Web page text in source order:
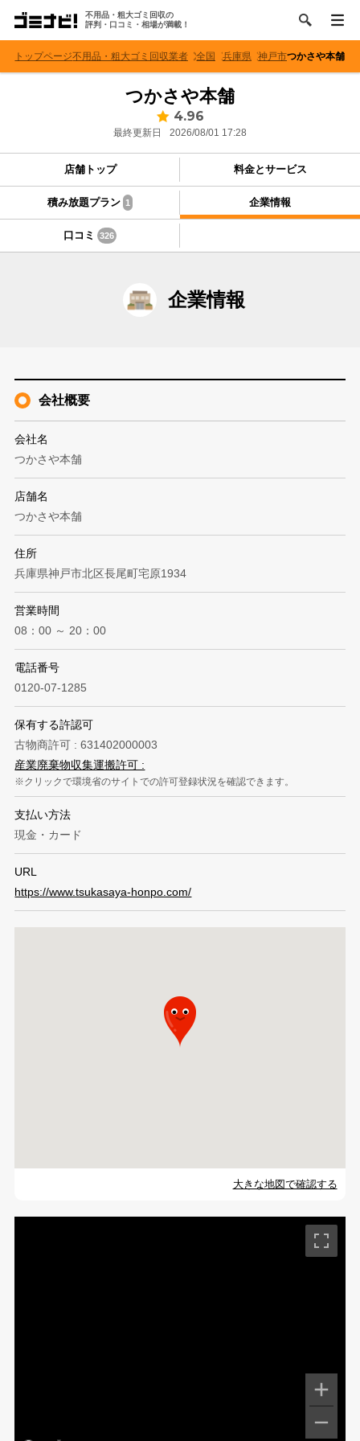
不用品・粗大ゴミ回収の
評判・口コミ・相場が満載！
トップページ不用品・粗大ゴミ回収業者 全国 兵庫県 神戸市つかさや本舗
つかさや本舗
4.96
最終更新日 2026/08/01 17:28
店舗トップ 料金とサービス
積み放題プラン 1 企業情報
口コミ 326
企業情報
会社概要
会社名
つかさや本舗
店舗名
つかさや本舗
住所
兵庫県神戸市北区長尾町宅原1934
営業時間
08：00 ～ 20：00
電話番号
0120-07-1285
保有する許認可
古物商許可 : 631402000003
産業廃棄物収集運搬許可 :
クリックで環境省のサイトでの許可登録状況を確認できます。
支払い方法
現金・カード
URL
https://www.tsukasaya-honpo.com/
大きな地図で確認する